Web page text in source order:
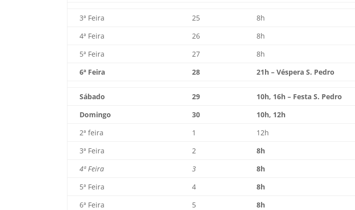
3ª Feira 25
8h
4ª Feira
26
8h
5ª Feira
27
8h
6ª Feira
28 21h – Véspera S. Pedro
Sábado 29
10h, 16h – Festa S. Pedro
Domingo
30
10h, 12h
2ª feira
1
12h
3ª Feira
2
8h
4ª Feira
3
8h
5ª Feira
4
8h
6ª Feira
5 8h